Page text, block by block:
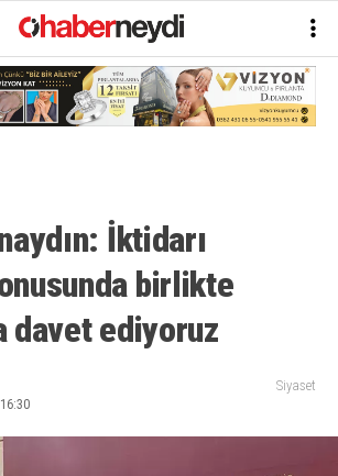
İktidarı
birlikte
davet ediyoruz
Siyaset